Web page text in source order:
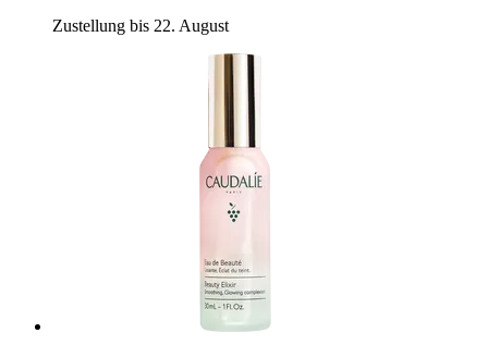
Zustellung bis 22. August